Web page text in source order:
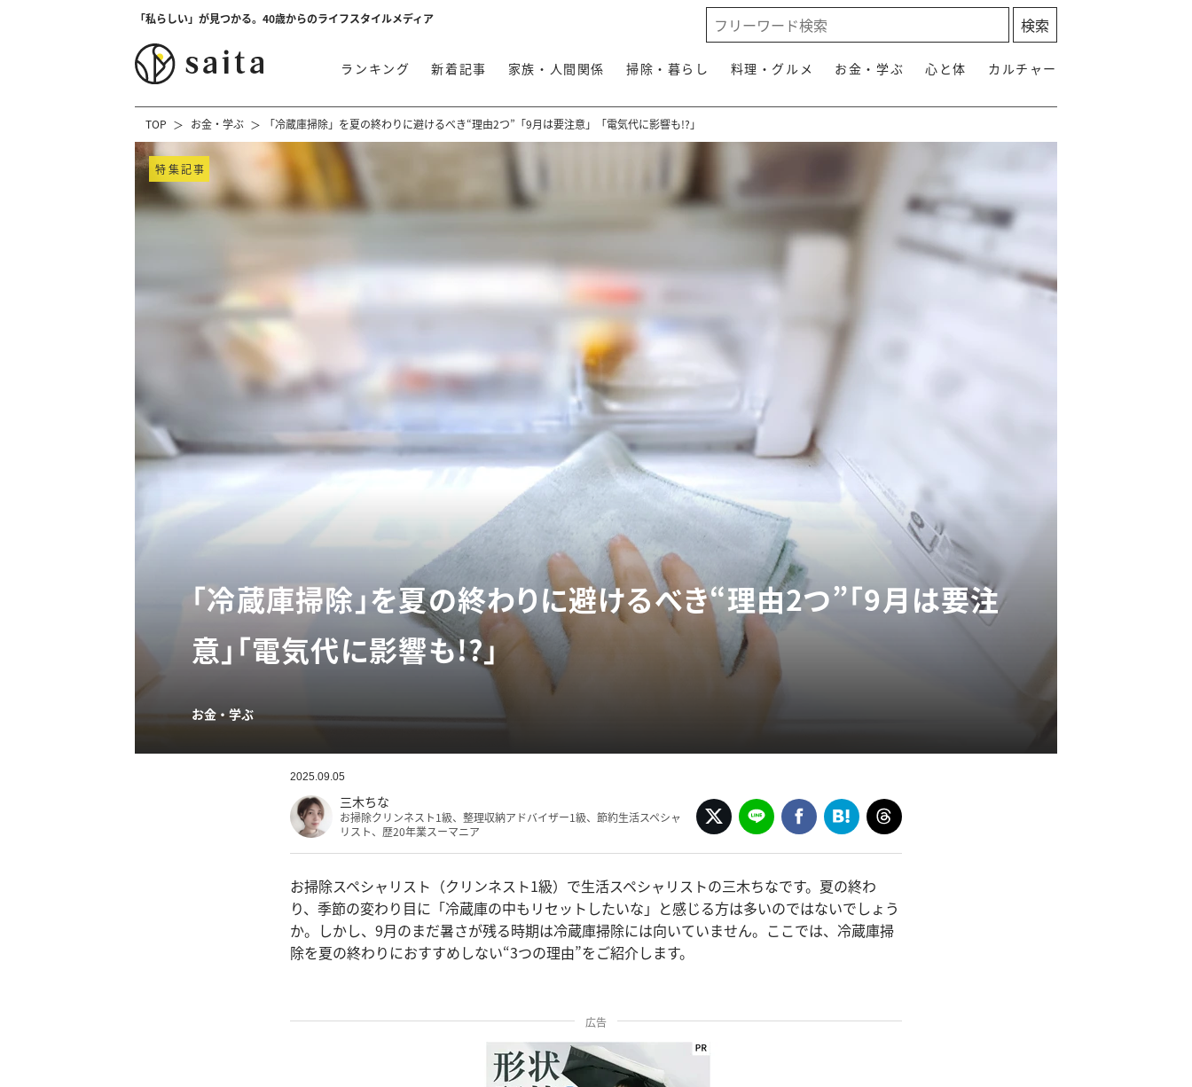
「私らしい」が見つかる。40歳からのライフスタイルメディア
ランキング 新着記事 家族・人間関係 掃除・暮らし 料理・グルメ お金・学ぶ 心と体 カルチャー
TOP お金・学ぶ 「冷蔵庫掃除」を夏の終わりに避けるべき“理由2つ”「9月は要注意」「電気代に影響も!?」
特集記事
「冷蔵庫掃除」を夏の終わりに避けるべき“理由2つ”「9月は要注
意」「電気代に影響も!?」
お金・学ぶ
2025.09.05
三木ちな
お掃除クリンネスト1級、整理収納アドバイザー1級、節約生活スペシャ
リスト、歴20年業スーマニア
お掃除スペシャリスト（クリンネスト1級）で生活スペシャリストの三木ちなです。夏の終わ
り、季節の変わり目に「冷蔵庫の中もリセットしたいな」と感じる方は多いのではないでしょう
か。しかし、9月のまだ暑さが残る時期は冷蔵庫掃除には向いていません。ここでは、冷蔵庫掃
除を夏の終わりにおすすめしない“3つの理由”をご紹介します。
広告